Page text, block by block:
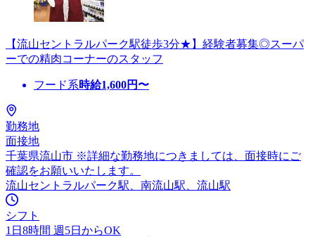
【流山セントラルパーク駅徒歩3分★】経験者募集◎スーパ
ーでの精肉コーナーのスタッフ
フード系時給1,600円〜
勤務地
面接地
千葉県流山市 ※詳細な勤務地につきましては、面接時にご
確認をお願いいたします。
流山セントラルパーク駅、南流山駅、流山駅
シフト
1日8時間 週5日からOK